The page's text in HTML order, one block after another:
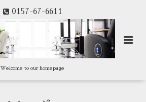
0157-67-6611
Welcome to our homepage